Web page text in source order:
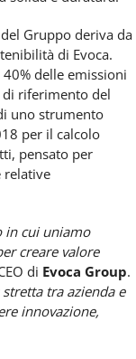
Gruppo deriva da
di Evoca.
delle emissioni
di riferimento del
uno strumento
per il calcolo
pensato per
relative
in cui uniamo
creare valore
di Evoca Group.
tra azienda e
innovazione,